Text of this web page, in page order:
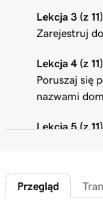
Lekcja 3 (z 11)
Zarejestruj
Lekcja 4 (z 11)
Poruszaj się
nazwami
Lekcja 5 (z 11)
Lekcja 6 (z 11)
Wybierz
Przegląd